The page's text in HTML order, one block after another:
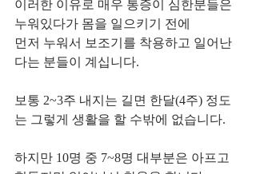
이러한 이유로 매우 통증이 심한분들은
누워있다가 몸을 일으키기 전에
먼저 누워서 보조기를 착용하고 일어난
다는 분들이 계십니다.
보통 2~3주 내지는 길면 한달(4주) 정도
는 그렇게 생활을 할 수밖에 없습니다.
하지만 10명 중 7~8명 대부분은 아프고